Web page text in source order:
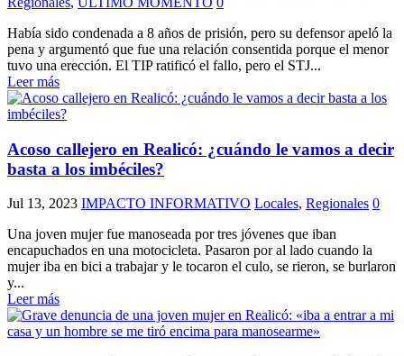
Había sido condenada a 8 años de prisión, pero su defensor apeló la
pena y argumentó que fue una relación consentida porque el menor
tuvo una erección. El TIP ratificó el fallo, pero el STJ...
Leer más
Acoso callejero en Realicó: ¿cuándo le vamos a decir
basta a los imbéciles?
Jul 13, 2023 IMPACTO INFORMATIVO Locales, Regionales 0
Una joven mujer fue manoseada por tres jóvenes que iban
encapuchados en una motocicleta. Pasaron por al lado cuando la
mujer iba en bici a trabajar y le tocaron el culo, se rieron, se burlaron
y...
Leer más